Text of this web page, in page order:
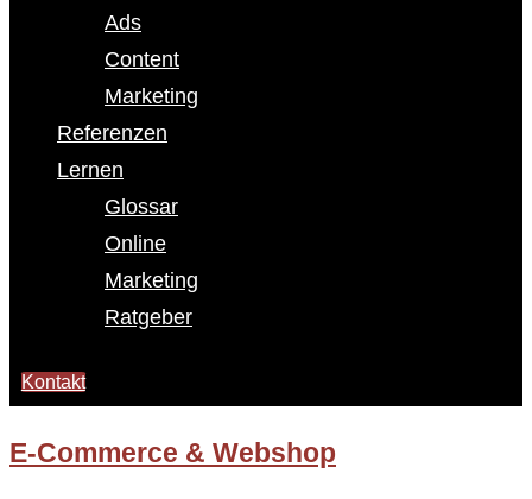
Ads
Content
Marketing
Referenzen
Lernen
Glossar
Online
Marketing
Ratgeber
Kontakt
E-Commerce & Webshop